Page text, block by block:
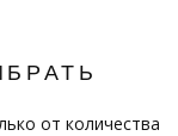
от количества